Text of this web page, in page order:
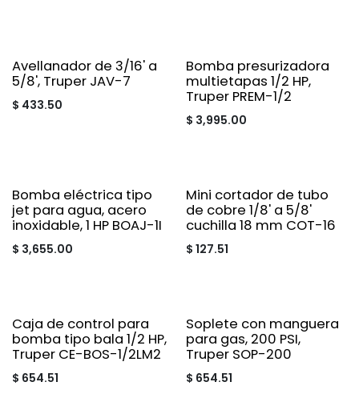
Avellanador de 3/16' a
5/8', Truper JAV-7
$ 433.50
Bomba presurizadora
multietapas 1/2 HP,
Truper PREM-1/2
$ 3,995.00
Bomba eléctrica tipo
jet para agua, acero
inoxidable, 1 HP BOAJ-1I
$ 3,655.00
Mini cortador de tubo
de cobre 1/8' a 5/8'
cuchilla 18 mm COT-16
$ 127.51
Caja de control para
bomba tipo bala 1/2 HP,
Truper CE-BOS-1/2LM2
$ 654.51
Soplete con manguera
para gas, 200 PSI,
Truper SOP-200
$ 654.51